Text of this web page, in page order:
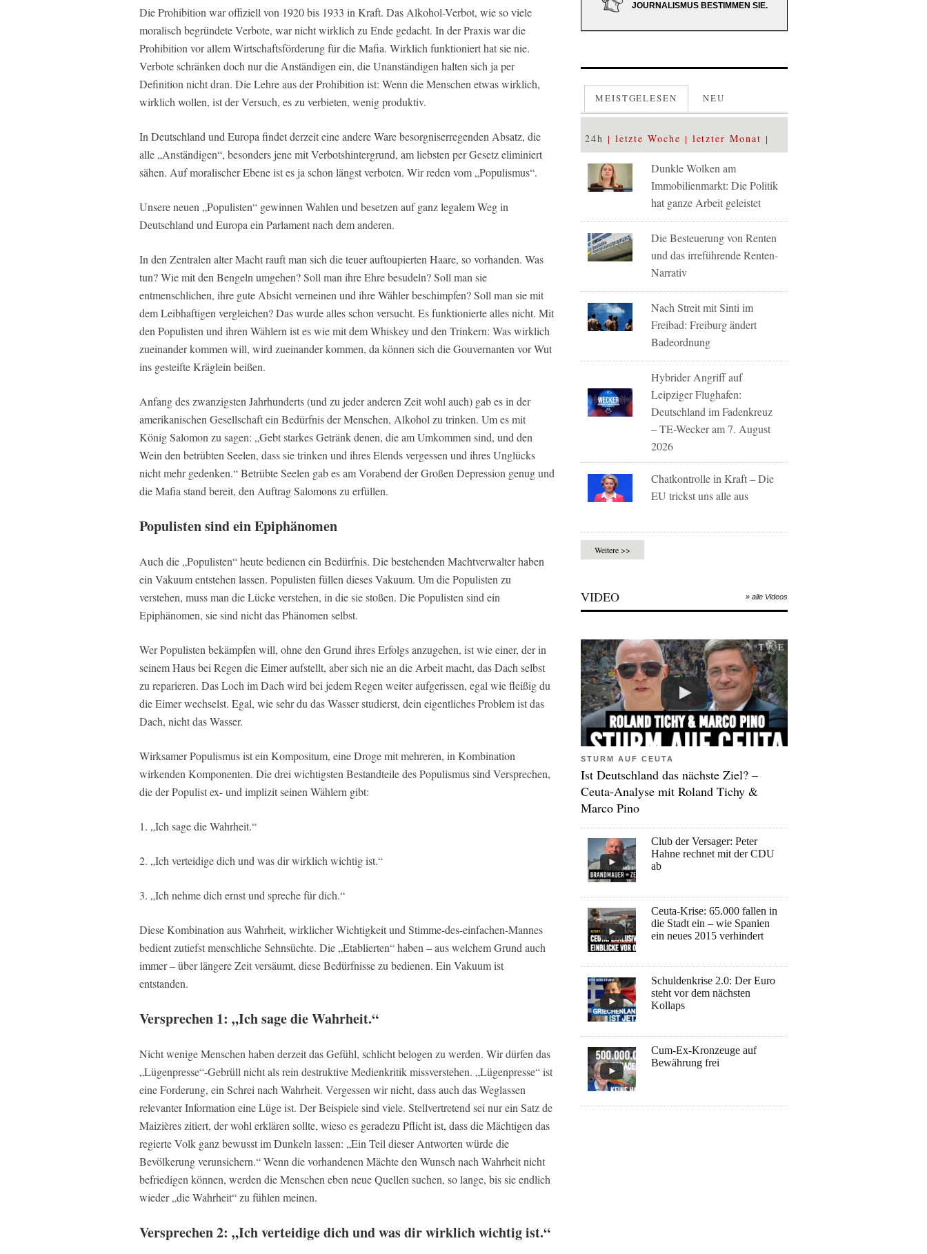
Die Prohibition war offiziell von 1920 bis 1933 in Kraft. Das Alkohol-Verbot, wie so viele
moralisch begründete Verbote, war nicht wirklich zu Ende gedacht. In der Praxis war die
Prohibition vor allem Wirtschaftsförderung für die Mafia. Wirklich funktioniert hat sie nie.
Verbote schränken doch nur die Anständigen ein, die Unanständigen halten sich ja per
Definition nicht dran. Die Lehre aus der Prohibition ist: Wenn die Menschen etwas wirklich,
wirklich wollen, ist der Versuch, es zu verbieten, wenig produktiv.
In Deutschland und Europa findet derzeit eine andere Ware besorgniserregenden Absatz, die
alle „Anständigen“, besonders jene mit Verbotshintergrund, am liebsten per Gesetz eliminiert
sähen. Auf moralischer Ebene ist es ja schon längst verboten. Wir reden vom „Populismus“.
Unsere neuen „Populisten“ gewinnen Wahlen und besetzen auf ganz legalem Weg in
Deutschland und Europa ein Parlament nach dem anderen.
In den Zentralen alter Macht rauft man sich die teuer auftoupierten Haare, so vorhanden. Was
tun? Wie mit den Bengeln umgehen? Soll man ihre Ehre besudeln? Soll man sie
entmenschlichen, ihre gute Absicht verneinen und ihre Wähler beschimpfen? Soll man sie mit
dem Leibhaftigen vergleichen? Das wurde alles schon versucht. Es funktionierte alles nicht. Mit
den Populisten und ihren Wählern ist es wie mit dem Whiskey und den Trinkern: Was wirklich
zueinander kommen will, wird zueinander kommen, da können sich die Gouvernanten vor Wut
ins gesteifte Kräglein beißen.
Anfang des zwanzigsten Jahrhunderts (und zu jeder anderen Zeit wohl auch) gab es in der
amerikanischen Gesellschaft ein Bedürfnis der Menschen, Alkohol zu trinken. Um es mit
König Salomon zu sagen: „Gebt starkes Getränk denen, die am Umkommen sind, und den
Wein den betrübten Seelen, dass sie trinken und ihres Elends vergessen und ihres Unglücks
nicht mehr gedenken.“ Betrübte Seelen gab es am Vorabend der Großen Depression genug und
die Mafia stand bereit, den Auftrag Salomons zu erfüllen.
Populisten sind ein Epiphänomen
Auch die „Populisten“ heute bedienen ein Bedürfnis. Die bestehenden Machtverwalter haben
ein Vakuum entstehen lassen. Populisten füllen dieses Vakuum. Um die Populisten zu
verstehen, muss man die Lücke verstehen, in die sie stoßen. Die Populisten sind ein
Epiphänomen, sie sind nicht das Phänomen selbst.
Wer Populisten bekämpfen will, ohne den Grund ihres Erfolgs anzugehen, ist wie einer, der in
seinem Haus bei Regen die Eimer aufstellt, aber sich nie an die Arbeit macht, das Dach selbst
zu reparieren. Das Loch im Dach wird bei jedem Regen weiter aufgerissen, egal wie fleißig du
die Eimer wechselst. Egal, wie sehr du das Wasser studierst, dein eigentliches Problem ist das
Dach, nicht das Wasser.
Wirksamer Populismus ist ein Kompositum, eine Droge mit mehreren, in Kombination
wirkenden Komponenten. Die drei wichtigsten Bestandteile des Populismus sind Versprechen,
die der Populist ex- und implizit seinen Wählern gibt:
1. „Ich sage die Wahrheit.“
2. „Ich verteidige dich und was dir wirklich wichtig ist.“
3. „Ich nehme dich ernst und spreche für dich.“
Diese Kombination aus Wahrheit, wirklicher Wichtigkeit und Stimme-des-einfachen-Mannes
bedient zutiefst menschliche Sehnsüchte. Die „Etablierten“ haben – aus welchem Grund auch
immer – über längere Zeit versäumt, diese Bedürfnisse zu bedienen. Ein Vakuum ist
entstanden.
Versprechen 1: „Ich sage die Wahrheit.“
Nicht wenige Menschen haben derzeit das Gefühl, schlicht belogen zu werden. Wir dürfen das
„Lügenpresse“-Gebrüll nicht als rein destruktive Medienkritik missverstehen. „Lügenpresse“ ist
eine Forderung, ein Schrei nach Wahrheit. Vergessen wir nicht, dass auch das Weglassen
relevanter Information eine Lüge ist. Der Beispiele sind viele. Stellvertretend sei nur ein Satz de
Maizières zitiert, der wohl erklären sollte, wieso es geradezu Pflicht ist, dass die Mächtigen das
regierte Volk ganz bewusst im Dunkeln lassen: „Ein Teil dieser Antworten würde die
Bevölkerung verunsichern.“ Wenn die vorhandenen Mächte den Wunsch nach Wahrheit nicht
befriedigen können, werden die Menschen eben neue Quellen suchen, so lange, bis sie endlich
wieder „die Wahrheit“ zu fühlen meinen.
Versprechen 2: „Ich verteidige dich und was dir wirklich wichtig ist.“
JOURNALISMUS BESTIMMEN SIE.
MEISTGELESEN NEU
24h letzte Woche letzter Monat
Dunkle Wolken am
Immobilienmarkt: Die Politik
hat ganze Arbeit geleistet
Die Besteuerung von Renten
und das irreführende Renten-
Narrativ
Nach Streit mit Sinti im
Freibad: Freiburg ändert
Badeordnung
Hybrider Angriff auf
Leipziger Flughafen:
Deutschland im Fadenkreuz
– TE-Wecker am 7. August
2026
Chatkontrolle in Kraft – Die
EU trickst uns alle aus
Weitere >>
VIDEO » alle Videos
STURM AUF CEUTA
Ist Deutschland das nächste Ziel? –
Ceuta-Analyse mit Roland Tichy &
Marco Pino
Club der Versager: Peter
Hahne rechnet mit der CDU
ab
Ceuta-Krise: 65.000 fallen in
die Stadt ein – wie Spanien
ein neues 2015 verhindert
Schuldenkrise 2.0: Der Euro
steht vor dem nächsten
Kollaps
Cum-Ex-Kronzeuge auf
Bewährung frei